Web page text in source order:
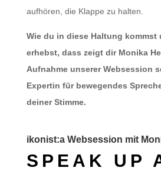
aufhören, die Klappe zu halten.
Wie du in diese Haltung kommst
erhebst, dass zeigt dir Monika
Aufnahme unserer Websession
Expertin für bewegendes
deiner Stimme.
ikonist:a Websession mit
SPEAK UP